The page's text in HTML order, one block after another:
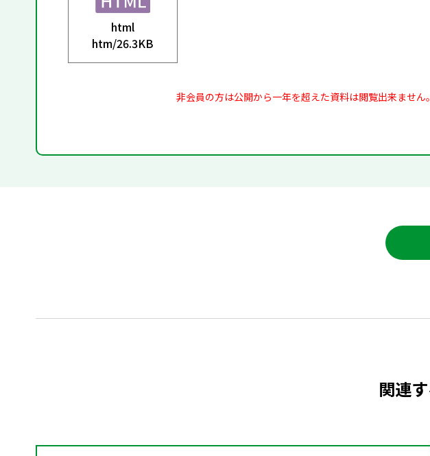
html
htm/26.3KB
非会員の方は公開から一年を超えた資料は閲覧出来ません。
関連